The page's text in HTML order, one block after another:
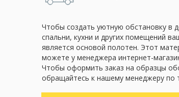
Чтобы создать уютную обстановку в
спальни, кухни и других помещений
является основой полотен. Этот
можете у менеджера интернет-
Чтобы оформить заказ на образцы
обращайтесь к нашему менеджеру по